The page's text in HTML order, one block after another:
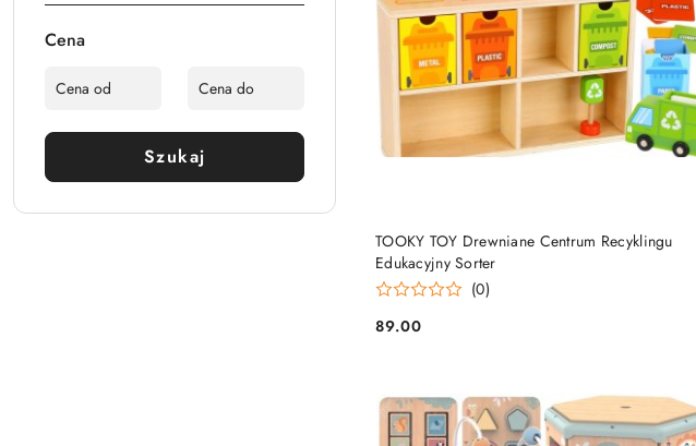
Cena
Szukaj
TOOKY TOY Drewniane Centrum Recyklingu
Edukacyjny Sorter
(0)
Cena:
89.00
DO KOSZYKA